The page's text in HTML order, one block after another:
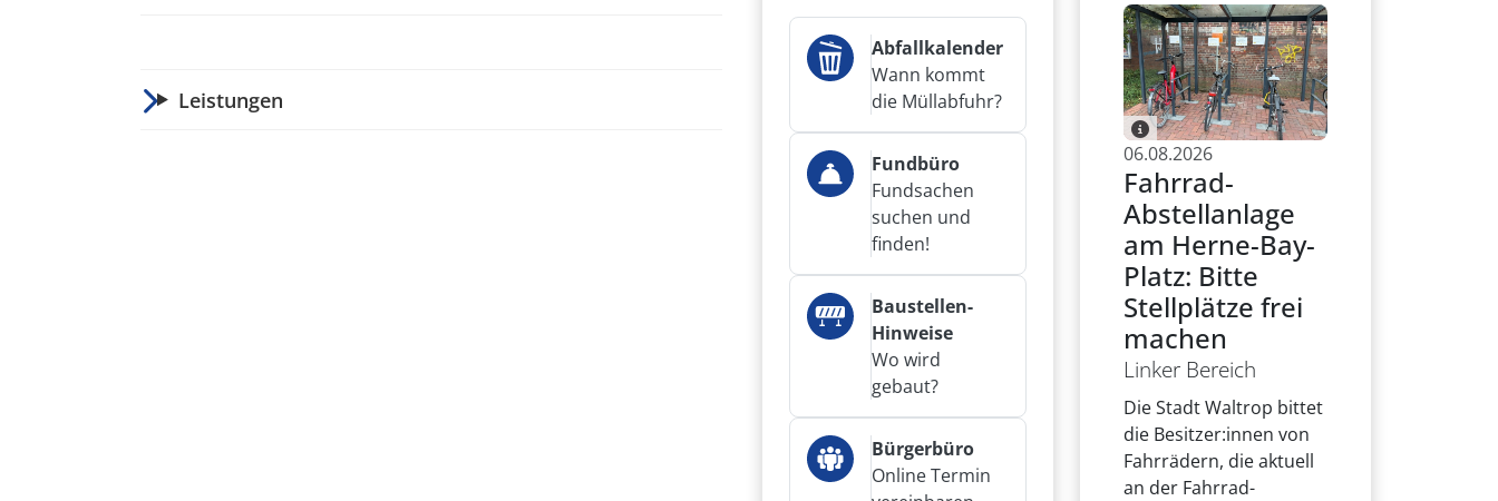
Leistungen
Abfallkalender
Wann kommt
die Müllabfuhr?
Fundbüro
Fundsachen
suchen und
finden!
Baustellen-
Hinweise
Wo wird
gebaut?
Bürgerbüro
Online Termin
06.08.2026
Fahrrad-
Abstellanlage
am Herne-Bay-
Platz: Bitte
Stellplätze frei
machen
Linker Bereich
Die Stadt Waltrop bittet
die Besitzer:innen von
Fahrrädern, die aktuell
an der Fahrrad-